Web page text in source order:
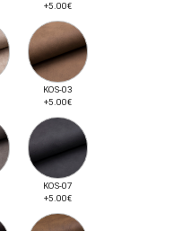
+5.00€
KOS-03
+5.00€
KOS-07
+5.00€